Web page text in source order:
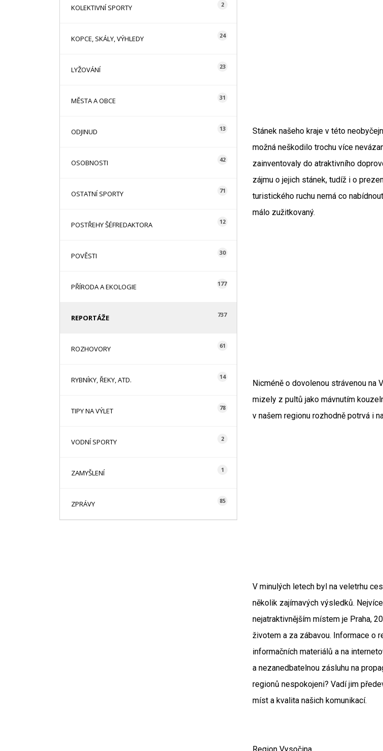
KOLEKTIVNÍ SPORTY 2
KOPCE, SKÁLY, VÝHLEDY 24
LYŽOVÁNÍ 23
MĚSTA A OBCE 31
ODJINUD 13
OSOBNOSTI 42
OSTATNÍ SPORTY 71
POSTŘEHY ŠÉFREDAKTORA 12
POVĚSTI 30
PŘÍRODA A EKOLOGIE 177
REPORTÁŽE 737
ROZHOVORY 61
RYBNÍKY, ŘEKY, ATD. 14
TIPY NA VÝLET 78
VODNÍ SPORTY 2
ZAMYŠLENÍ 1
ZPRÁVY 85
Stánek našeho kraje v této
možná neškodilo trochu více
zainventovaly do atraktivního
zájmu o jejich stánek, tudíž i o
turistického ruchu nemá co
málo zužitkovaný.
Nicméně o dovolenou strávenou na
mizely z pultů jako mávnutím
v našem regionu rozhodně potrvá i
V minulých letech byl na veletrhu
několik zajímavých výsledků.
nejatraktivnějším místem je Praha,
životem a za zábavou. Informace o
informačních materiálů a na
a nezanedbatelnou zásluhu na
regionů nespokojeni? Vadí jim
míst a kvalita našich komunikací.